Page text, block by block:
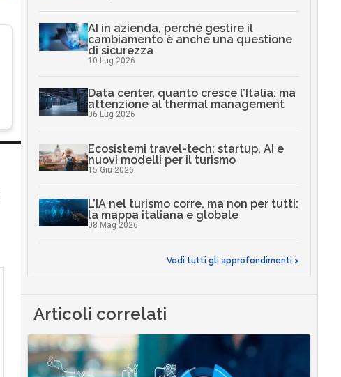
AI in azienda, perché gestire il
cambiamento è anche una questione
di sicurezza
10 Lug 2026
Data center, quanto cresce l’Italia: ma
attenzione al thermal management
06 Lug 2026
Ecosistemi travel-tech: startup, AI e
nuovi modelli per il turismo
15 Giu 2026
L’IA nel turismo corre, ma non per tutti:
la mappa italiana e globale
08 Mag 2026
Vedi tutti gli approfondimenti >
Articoli correlati